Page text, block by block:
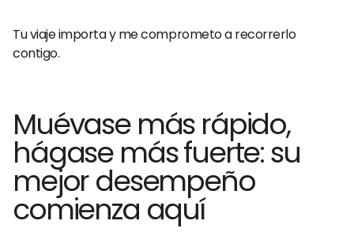
Tu viaje importa y me comprometo a recorrerlo
contigo.
Muévase más rápido,
hágase más fuerte: su
mejor desempeño
comienza aquí